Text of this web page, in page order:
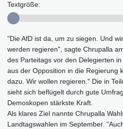
Textgröße:
"Die AfD ist da, um zu siegen. Und
werden regieren", sagte Chrupalla
des Parteitags vor den Delegierten
aus der Opposition in die Regierung
dazu. Wir wollen regieren." Die in
sieht sich beflügelt durch gute
Demoskopen stärkste Kraft.
Als klares Ziel nannte Chrupalla
Landtagswahlen im September.